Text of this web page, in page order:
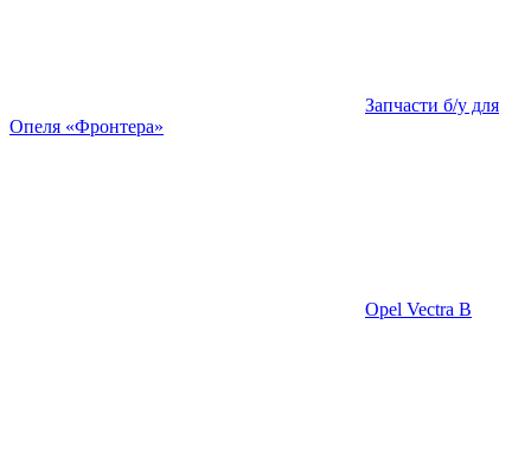
Запчасти б/у для
Опеля «Фронтера»
Opel Vectra B